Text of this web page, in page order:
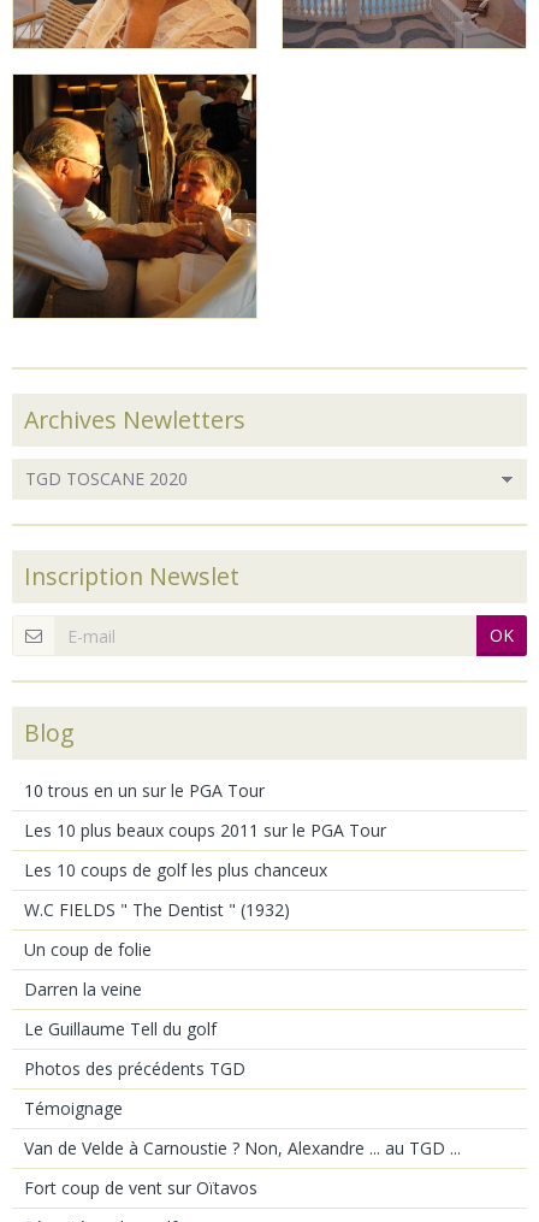
Archives Newletters
Inscription Newslet
OK
Blog
10 trous en un sur le PGA Tour
Les 10 plus beaux coups 2011 sur le PGA Tour
Les 10 coups de golf les plus chanceux
W.C FIELDS " The Dentist " (1932)
Un coup de folie
Darren la veine
Le Guillaume Tell du golf
Photos des précédents TGD
Témoignage
Van de Velde à Carnoustie ? Non, Alexandre ... au TGD ...
Fort coup de vent sur Oïtavos